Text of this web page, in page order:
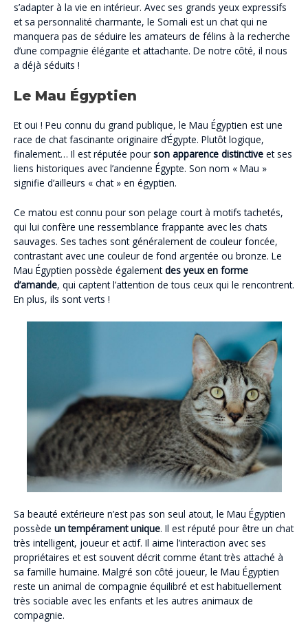
s’adapter à la vie en intérieur. Avec ses grands yeux expressifs
et sa personnalité charmante, le Somali est un chat qui ne
manquera pas de séduire les amateurs de félins à la recherche
d’une compagnie élégante et attachante. De notre côté, il nous
a déjà séduits !
Le Mau Égyptien
Et oui ! Peu connu du grand publique, le Mau Égyptien est une
race de chat fascinante originaire d’Égypte. Plutôt logique,
finalement… Il est réputée pour son apparence distinctive et ses
liens historiques avec l’ancienne Égypte. Son nom « Mau »
signifie d’ailleurs « chat » en égyptien.
Ce matou est connu pour son pelage court à motifs tachetés,
qui lui confère une ressemblance frappante avec les chats
sauvages. Ses taches sont généralement de couleur foncée,
contrastant avec une couleur de fond argentée ou bronze. Le
Mau Égyptien possède égalementdes yeux en forme
d’amande, qui captent l’attention de tous ceux qui le rencontrent.
En plus, ils sont verts !
Sa beauté extérieure n’est pas son seul atout, le Mau Égyptien
possède un tempérament unique. Il est réputé pour être un chat
très intelligent, joueur et actif. Il aime l’interaction avec ses
propriétaires et est souvent décrit comme étant très attaché à
sa famille humaine. Malgré son côté joueur, le Mau Égyptien
reste un animal de compagnie équilibré et est habituellement
très sociable avec les enfants et les autres animaux de
compagnie.